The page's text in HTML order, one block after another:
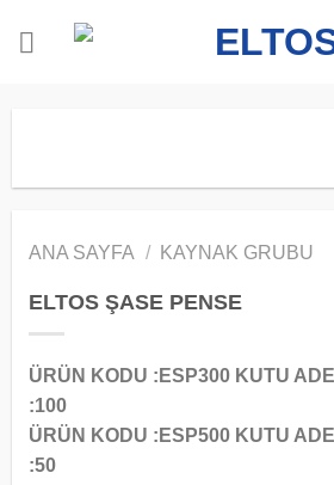
ANA SAYFA / KAYNAK GRUBU
ELTOS ŞASE PENSE
ÜRÜN KODU :ESP300 KUTU
:100
ÜRÜN KODU :ESP500 KUTU
:50